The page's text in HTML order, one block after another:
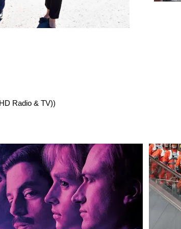
Radio & TV))